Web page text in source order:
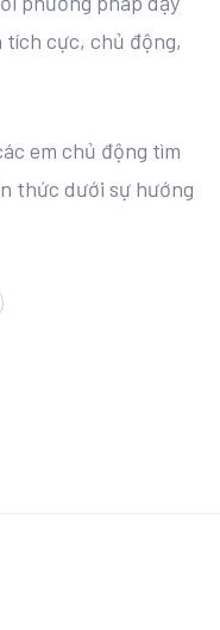
cực, chủ động,
em chủ động tìm
thức dưới sự hướng